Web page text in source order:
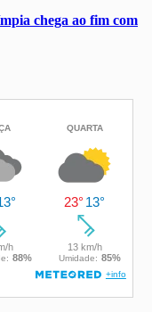
chega ao fim com